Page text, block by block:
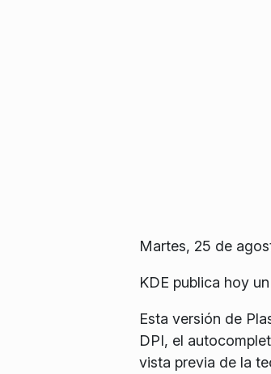
Martes, 25 de
KDE publica hoy
Esta versión de
DPI, el
vista previa de la